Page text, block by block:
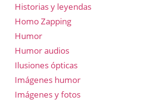
Historias y leyendas
Homo Zapping
Humor
Humor audios
Ilusiones ópticas
Imágenes humor
Imágenes y fotos